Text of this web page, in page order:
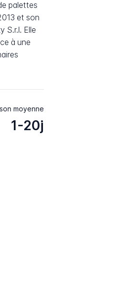
palettes
et son
S.r.l. Elle
à une
moyenne
1-20j